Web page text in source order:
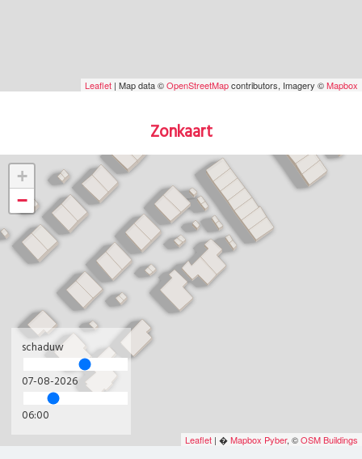
Leaflet | Map data ©OpenStreetMapcontributors, Imagery ©Mapbox
Zonkaart
+
−
Leaflet | �Mapbox Pyber, ©OSM Buildings
schaduw
07-08-2026
06:00